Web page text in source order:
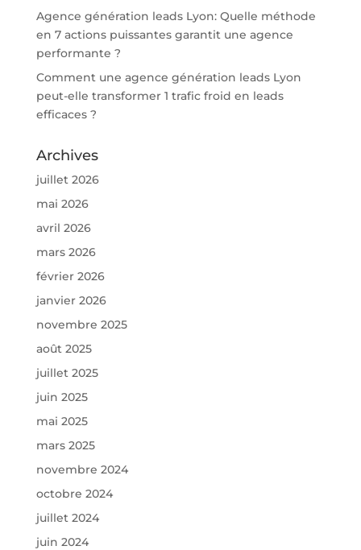
Agence génération leads Lyon: Quelle méthode
en 7 actions puissantes garantit une agence
performante ?
Comment une agence génération leads Lyon
peut-elle transformer 1 trafic froid en leads
efficaces ?
Archives
juillet 2026
mai 2026
avril 2026
mars 2026
février 2026
janvier 2026
novembre 2025
août 2025
juillet 2025
juin 2025
mai 2025
mars 2025
novembre 2024
octobre 2024
juillet 2024
juin 2024